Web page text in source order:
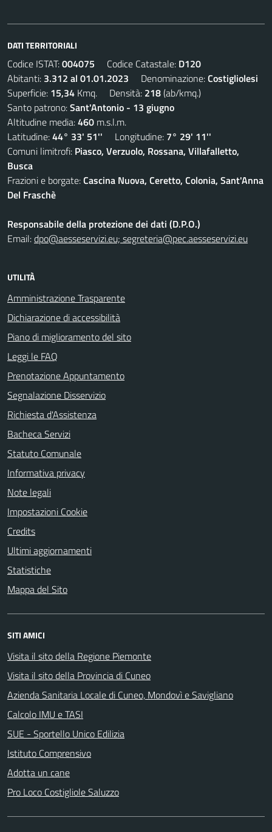
DATI TERRITORIALI
Codice ISTAT:004075 Codice Catastale: D120
Abitanti: 3.312 al 01.01.2023 Denominazione:Costigliolesi
Superficie: 15,34 Kmq. Densità: 218(ab/kmq.)
Santo patrono:Sant'Antonio - 13 giugno
Altitudine media:460 m.s.l.m.
Latitudine:44° 33' 51'' Longitudine: 7° 29' 11''
Comuni limitrofi: Piasco, Verzuolo, Rossana, Villafalletto,
Busca
Frazioni e borgate:Cascina Nuova, Ceretto, Colonia, Sant'Anna
Del Fraschè
Responsabile della protezione dei dati (D.P.O.)
Email:dpo@aesseservizi.eu; segreteria@pec.aesseservizi.eu
UTILITÀ
Amministrazione Trasparente
Dichiarazione di accessibilità
Piano di miglioramento del sito
Leggi le FAQ
Prenotazione Appuntamento
Segnalazione Disservizio
Richiesta d'Assistenza
Bacheca Servizi
Statuto Comunale
Informativa privacy
Note legali
Impostazioni Cookie
Credits
Ultimi aggiornamenti
Statistiche
Mappa del Sito
SITI AMICI
Visita il sito della Regione Piemonte
Visita il sito della Provincia di Cuneo
Azienda Sanitaria Locale di Cuneo, Mondovì e Savigliano
Calcolo IMU e TASI
SUE - Sportello Unico Edilizia
Istituto Comprensivo
Adotta un cane
Pro Loco Costigliole Saluzzo